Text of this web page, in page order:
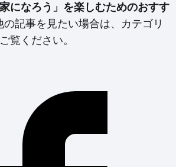
になろう」を楽しむためのおすす
の記事を見たい場合は、カテゴリ
覧ください。